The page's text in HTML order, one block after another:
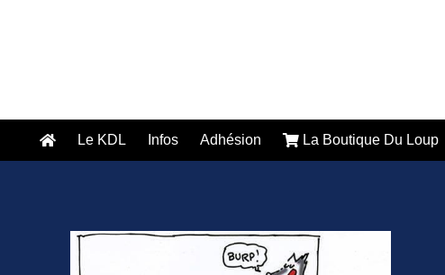
Le KDL Infos Adhésion La Boutique Du Loup